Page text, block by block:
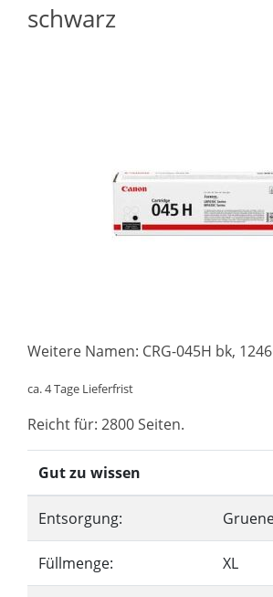
schwarz
Weitere Namen: CRG-045H bk,
ca. 4 Tage Lieferfrist
Reicht für: 2800 Seiten.
Gut zu wissen
Entsorgung:
Füllmenge: XL